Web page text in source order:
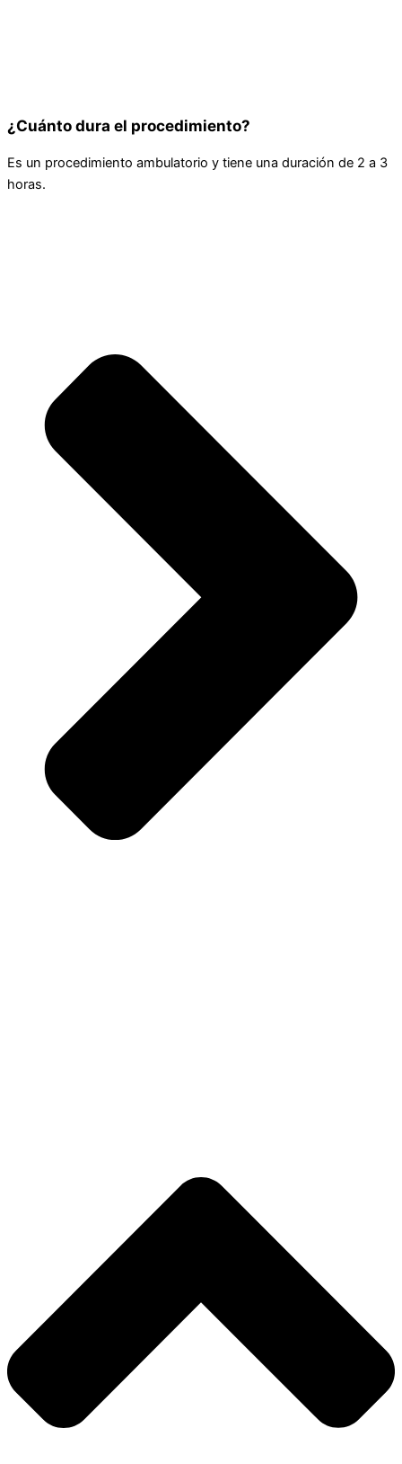
¿Cuánto dura el procedimiento?
Es un procedimiento ambulatorio y tiene una duración de 2 a 3
horas.